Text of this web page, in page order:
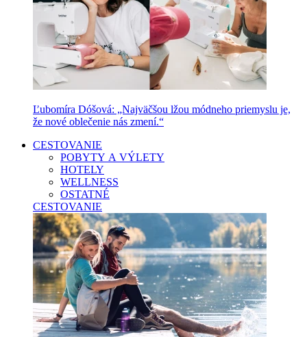
Ľubomíra Dóšová: „Najväčšou lžou módneho priemyslu je,
že nové oblečenie nás zmení.“
CESTOVANIE
POBYTY A VÝLETY
HOTELY
WELLNESS
OSTATNÉ
CESTOVANIE